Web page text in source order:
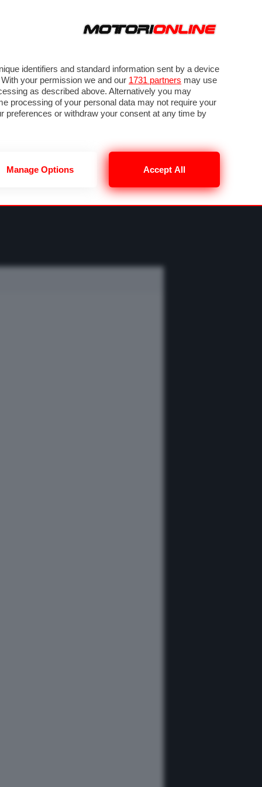
RENDERING PNEUMATICI TRAFFICO
identifiers and standard information sent by a device
your permission we and our 1731 partners may use
as described above. Alternatively you may
processing of your personal data may not require your
preferences or withdraw your consent at any time by
Manage Options Accept All